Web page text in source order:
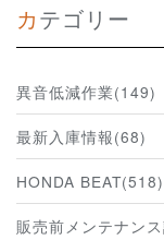
カテゴリー
異音低減作業(149)
最新入庫情報(68)
HONDA BEAT(518)
販売前メンテナン